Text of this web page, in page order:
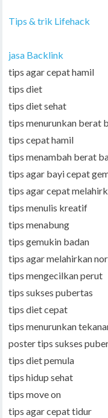
Tips & trik Lifehack
jasa Backlink
tips agar cepat hamil
tips diet
tips diet sehat
tips menurunkan berat
tips cepat hamil
tips menambah berat
tips agar bayi cepat
tips agar cepat
tips menulis kreatif
tips menabung
tips gemukin badan
tips agar melahirkan
tips mengecilkan perut
tips sukses pubertas
tips diet cepat
tips menurunkan
poster tips sukses
tips diet pemula
tips hidup sehat
tips move on
tips agar cepat tidur